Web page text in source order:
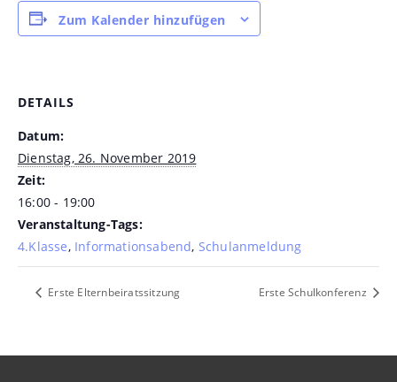
Zum Kalender hinzufügen
DETAILS
Datum:
Dienstag, 26. November 2019
Zeit:
16:00 - 19:00
Veranstaltung-Tags:
4.Klasse, Informationsabend, Schulanmeldung
Erste Elternbeiratssitzung Erste Schulkonferenz